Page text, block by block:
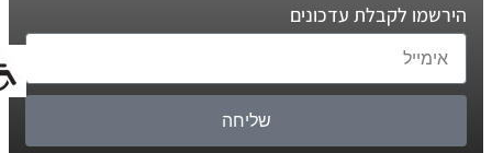
הירשמו לקבלת עדכונים
שליחה